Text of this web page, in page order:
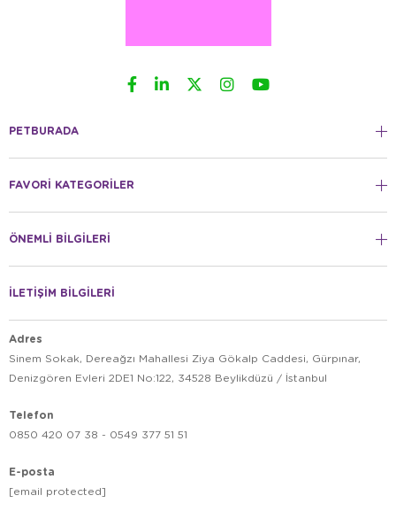
PETBURADA
FAVORİ KATEGORİLER
ÖNEMLİ BİLGİLERİ
İLETİŞİM BİLGİLERİ
Adres
Sinem Sokak, Dereağzı Mahallesi Ziya Gökalp Caddesi, Gürpınar,
Denizgören Evleri 2DE1 No:122, 34528 Beylikdüzü / İstanbul
Telefon
0850 420 07 38 - 0549 377 51 51
E-posta
[email protected]